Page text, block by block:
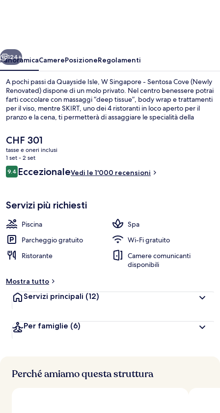
(Newly
Renovated)
Avanti
124+
PanoramicaCamerePosizioneRegolamenti
A pochi passi da Quayside Isle, W Singapore - Sentosa Cove (Newly
Renovated) dispone di un molo privato. Nel centro benessere potrai
farti coccolare con massaggi “deep tissue”, body wrap e trattamenti
per il viso, mentre SKIRT, uno dei 4 ristoranti in loco aperto per il
pranzo e la cena, ti permetterà di assaggiare le specialità della
lusso sono una piscina all'aperto, un bar a bordo piscina e un centro
fitness aperto 24 ore su 24. Gli ospiti apprezzano molto il personale
gentile e le condizioni generali.
Il
prezzo
attuale
è
CHF 301
CHF 301
tasse e oneri inclusi
1 set - 2 set
Recensioni
9.49.4 su 10
EccezionaleVedi le 1'000 recensioni
Servizi più richiesti
Piscina
Spa
Parcheggio gratuito
Wi-Fi gratuito
Ristorante
Camere comunicanti
disponibili
Mostra tutto
Servizi principali (12)
Per famiglie (6)
Perché amiamo questa struttura